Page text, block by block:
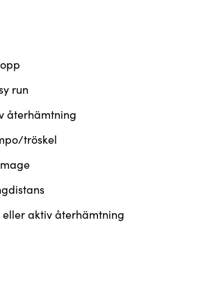
run
återhämtning
tröskel
eller aktiv återhämtning